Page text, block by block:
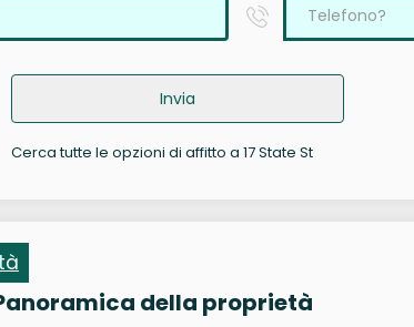
Invia
Cerca tutte le opzioni di affitto a 17 State St
della proprietà